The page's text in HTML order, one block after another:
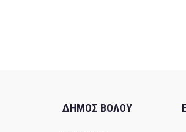
ΔΗΜΟΣ ΒΟΛΟΥ